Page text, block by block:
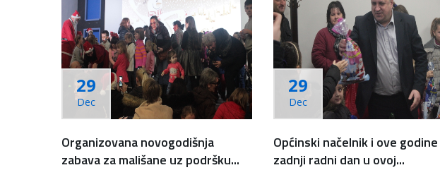
29
Dec
Organizovana novogodišnja
zabava za mališane uz podršku...
29
Dec
Općinski načelnik i ove godine
zadnji radni dan u ovoj...